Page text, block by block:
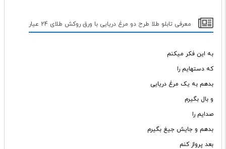
معرفی تابلو طلا طرح دو مرغ دریایی با ورق روکش طلای 24 عیار
به این فکر میکنم
که دستهایم را
بدهم به یک مرغ دریایی
و بال بگیرم
صدایم را
بدهم و جایش جیغ بگیرم
بعد پرواز کنم